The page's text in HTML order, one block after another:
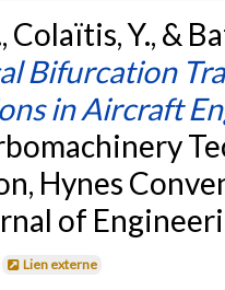
Colaïtis, Y., &
Bifurcation
in Aircraft
Hynes
of
Lien externe